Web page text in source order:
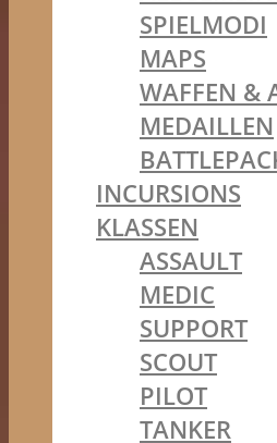
SPIELMODI
MAPS
WAFFEN &
MEDAILLEN
INCURSIONS
KLASSEN
ASSAULT
MEDIC
SUPPORT
SCOUT
PILOT
TANKER